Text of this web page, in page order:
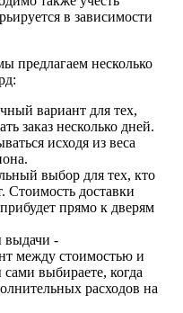
в зависимости
предлагаем несколько
вариант для тех,
заказ несколько дней.
исходя из веса
выбор для тех, кто
Стоимость доставки
прямо к дверям
выдачи -
между стоимостью и
выбираете, когда
расходов на